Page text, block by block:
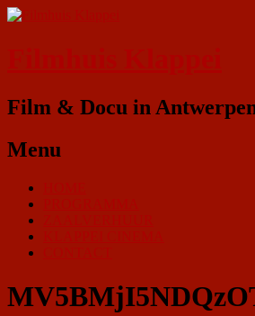
Film & Docu in
Menu